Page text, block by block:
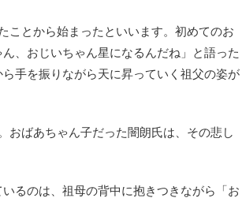
とから始まったといいます。初めてのお
、おじいちゃん星になるんだね」と語った
手を振りながら天に昇っていく祖父の姿が
ばあちゃん子だった闇朗氏は、その悲し
るのは、祖母の背中に抱きつきながら「お